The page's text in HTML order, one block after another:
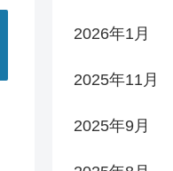
2026年1月
2025年11月
2025年9月